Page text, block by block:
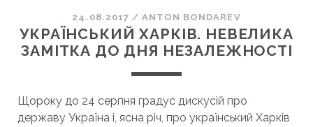
24.08.2017 / ANTON BONDAREV
УКРАЇНСЬКИЙ ХАРКІВ. НЕВЕЛИКА
ЗАМІТКА ДО ДНЯ НЕЗАЛЕЖНОСТІ
Щороку до 24 серпня градус дискусій про
державу Україна і, ясна річ, про український Харків